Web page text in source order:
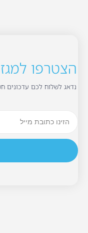
הצטרפו
נדאג לשלוח לכם עדכונים